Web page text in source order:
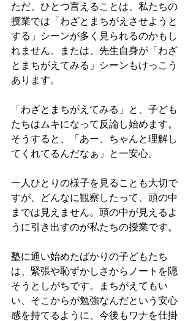
ただ、ひとつ言えることは、私たちの
授業では「わざとまちがえさせようと
する」シーンが多く見られるのかもし
れません。または、先生自身が「わざ
とまちがえてみる」シーンもけっこう
あります。
「わざとまちがえてみる」と、子ども
たちはムキになって反論し始めます。
そうすると、「あー、ちゃんと理解し
てくれてるんだなぁ」と一安心。
一人ひとりの様子を見ることも大切で
すが、どんなに観察したって、頭の中
までは見えません。頭の中が見えるよ
うに引き出すのが私たちの授業です。
塾に通い始めたばかりの子どもたち
は、緊張や恥ずかしさからノートを隠
そうとしがちです。まちがえてもい
い、そこからが勉強なんだという安心
感を持てるように、今後もワナを仕掛